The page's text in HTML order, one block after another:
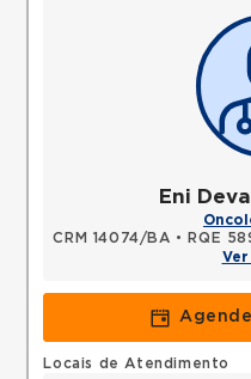
Eni
CRM 14074/BA • RQE
Locais de Atendimento